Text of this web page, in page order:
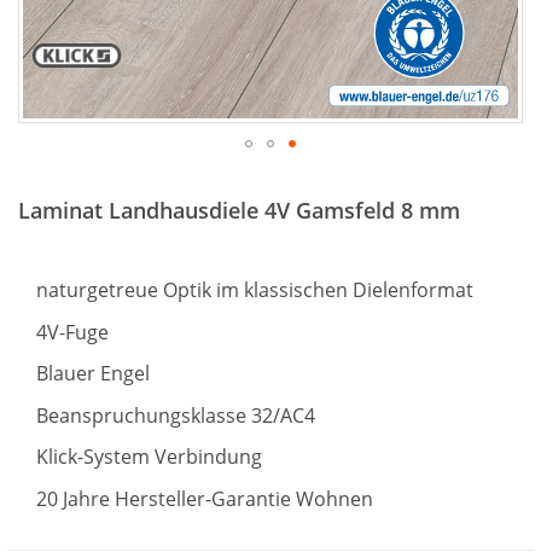
der
Laminat Landhausdiele 4V Gamsfeld 8 mm
naturgetreue Optik im klassischen Dielenformat
4V-Fuge
Blauer Engel
Beanspruchungsklasse 32/AC4
Klick-System Verbindung
20 Jahre Hersteller-Garantie Wohnen